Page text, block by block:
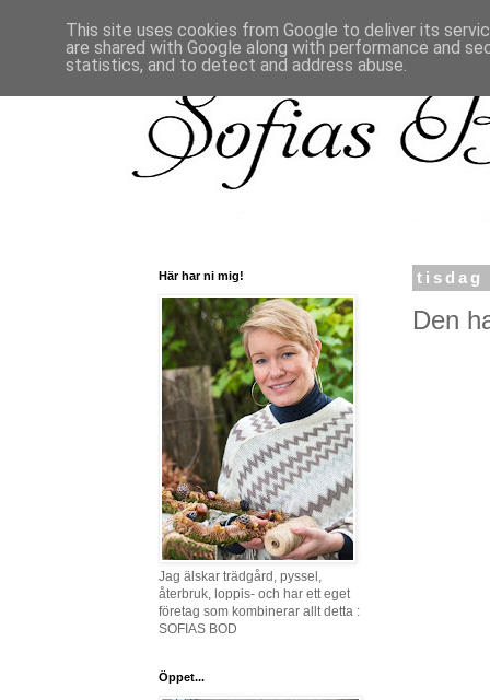
tisdag
Den
Här har ni mig!
Jag älskar trädgård, pyssel,
återbruk, loppis- och har ett eget
företag som kombinerar allt detta :
SOFIAS BOD
Öppet...
This site uses cookies from Google to deliver its
are shared with Google along with performance and
statistics, and to detect and address abuse.